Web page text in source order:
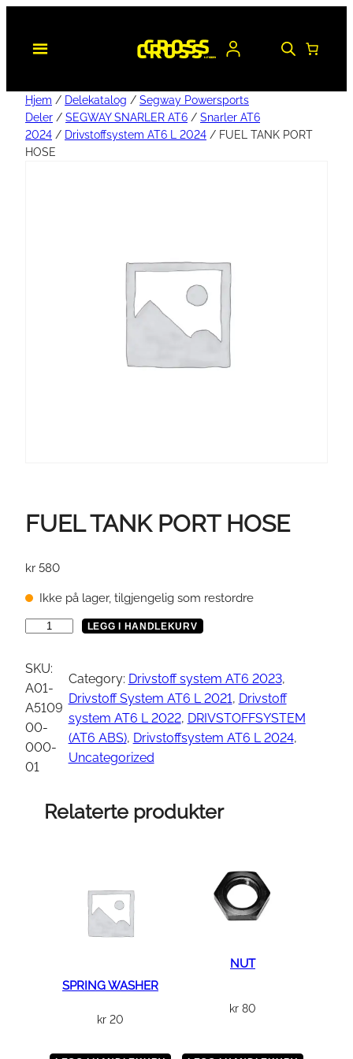
Hjem / Delekatalog / Segway Powersports
Deler / SEGWAY SNARLER AT6 / Snarler AT6
2024 / Drivstoffsystem AT6 L 2024 / FUEL TANK PORT
HOSE
FUEL TANK PORT HOSE
kr 580
Ikke på lager, tilgjengelig som restordre
E
L
T
A
N
K
LEGG I HANDLEKURV
SKU:
A01-
A5109
00-
000-
01
Category: Drivstoff system AT6 2023
Drivstoff System AT6 L 2021, Drivstoff
system AT6 L 2022, DRIVSTOFFSYSTEM
(AT6 ABS), Drivstoffsystem AT6 L 2024
Uncategorized
Relaterte produkter
SPRING WASHER
kr 20
NUT
kr 80